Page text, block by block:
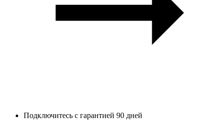
Подключитесь с гарантией 90 дней